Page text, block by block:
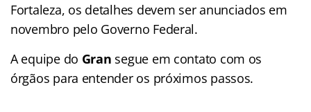
Fortaleza, os detalhes devem ser anunciados em
novembro pelo Governo Federal.
A equipe do Gran segue em contato com os
órgãos para entender os próximos passos.